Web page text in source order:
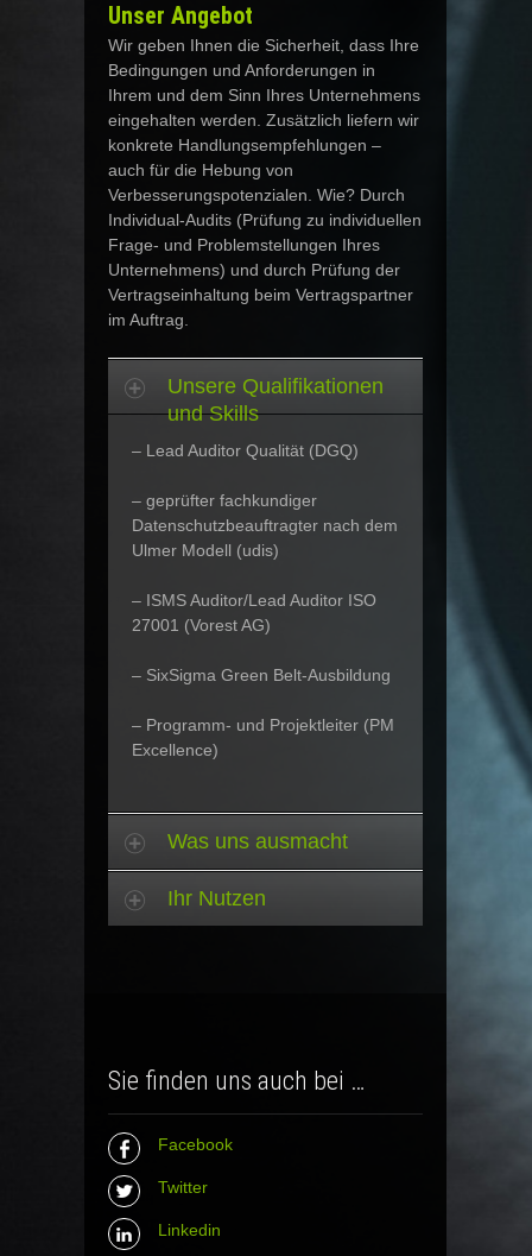
Unser Angebot
Wir geben Ihnen die Sicherheit, dass Ihre
Bedingungen und Anforderungen in
Ihrem und dem Sinn Ihres Unternehmens
eingehalten werden. Zusätzlich liefern wir
konkrete Handlungsempfehlungen –
auch für die Hebung von
Verbesserungspotenzialen. Wie? Durch
Individual-Audits (Prüfung zu individuellen
Frage- und Problemstellungen Ihres
Unternehmens) und durch Prüfung der
Vertragseinhaltung beim Vertragspartner
im Auftrag.
Unsere Qualifikationen
und Skills
– Lead Auditor Qualität (DGQ)
– geprüfter fachkundiger
Datenschutzbeauftragter nach dem
Ulmer Modell (udis)
– ISMS Auditor/Lead Auditor ISO
27001 (Vorest AG)
– SixSigma Green Belt-Ausbildung
– Programm- und Projektleiter (PM
Excellence)
Was uns ausmacht
Ihr Nutzen
Sie finden uns auch bei …
Facebook
Twitter
Linkedin